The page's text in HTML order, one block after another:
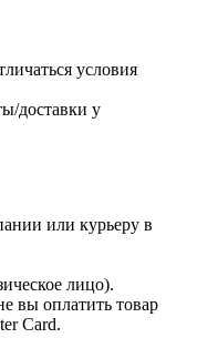
условия
доставки у
или курьеру в
лицо).
вы оплатить товар
Card.